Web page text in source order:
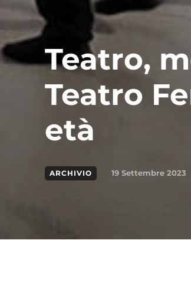
Teatro,
Teatro
età
ARCHIVIO 19 Settembre 2023